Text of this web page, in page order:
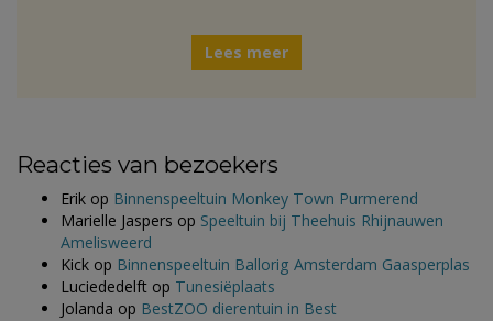
Lees meer
Reacties van bezoekers
Erik op Binnenspeeltuin Monkey Town Purmerend
Marielle Jaspers op Speeltuin bij Theehuis Rhijnauwen
Amelisweerd
Kick op Binnenspeeltuin Ballorig Amsterdam Gaasperplas
Luciededelft op Tunesiëplaats
Jolanda op BestZOO dierentuin in Best